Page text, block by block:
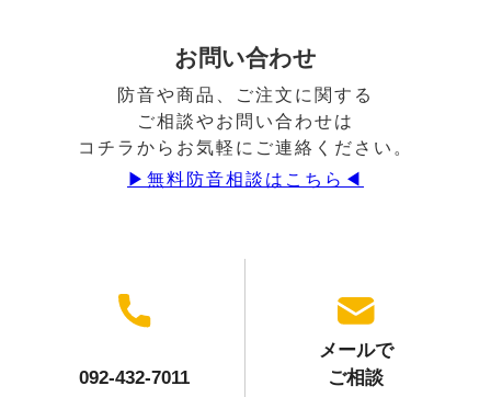
お問い合わせ
防音や商品、ご注文に関する
ご相談やお問い合わせは
コチラからお気軽にご連絡ください。
▶︎無料防音相談はこちら◀︎
092-432-7011
メールで
ご相談